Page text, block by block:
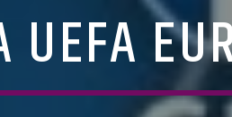
UEFA